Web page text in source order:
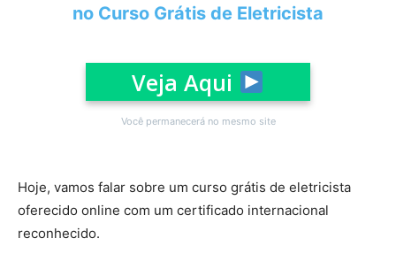
no Curso Grátis de Eletricista
Veja Aqui
Você permanecerá no mesmo site
Hoje, vamos falar sobre um curso grátis de eletricista
oferecido online com um certificado internacional
reconhecido.